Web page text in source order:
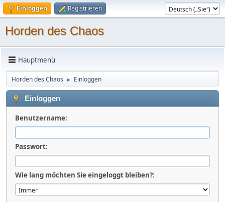
Einloggen Registrieren
Horden des Chaos
Hauptmenü
Horden des Chaos ► Einloggen
Einloggen
Benutzername:
Passwort:
Wie lang möchten Sie eingeloggt bleiben?: